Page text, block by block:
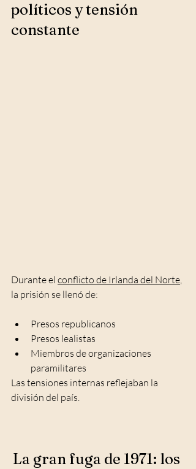
políticos y tensión
constante
Durante el conflicto de Irlanda del Norte,
la prisión se llenó de:
Presos republicanos
Presos lealistas
Miembros de organizaciones
paramilitares
Las tensiones internas reflejaban la
división del país.
La gran fuga de 1971: los